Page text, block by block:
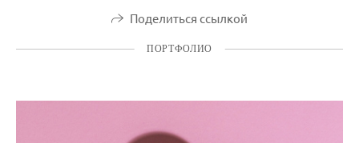
Поделиться ссылкой
ПОРТФОЛИО